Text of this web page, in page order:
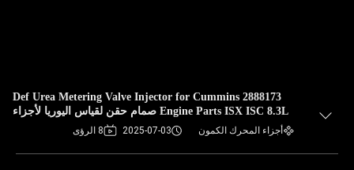
2888173 Def Urea Metering Valve Injector for Cummins
Engine Parts ISX ISC 8.3L صمام حقن لقياس اليوريا لأجزاء
محركات كومينز
أجزاء المحرك الكمون 2025-07-03 8 الرؤى